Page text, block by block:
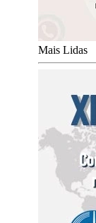
Mais Lidas